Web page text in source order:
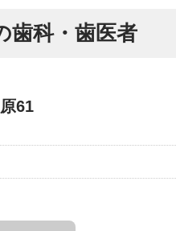
歯科・歯医者
61